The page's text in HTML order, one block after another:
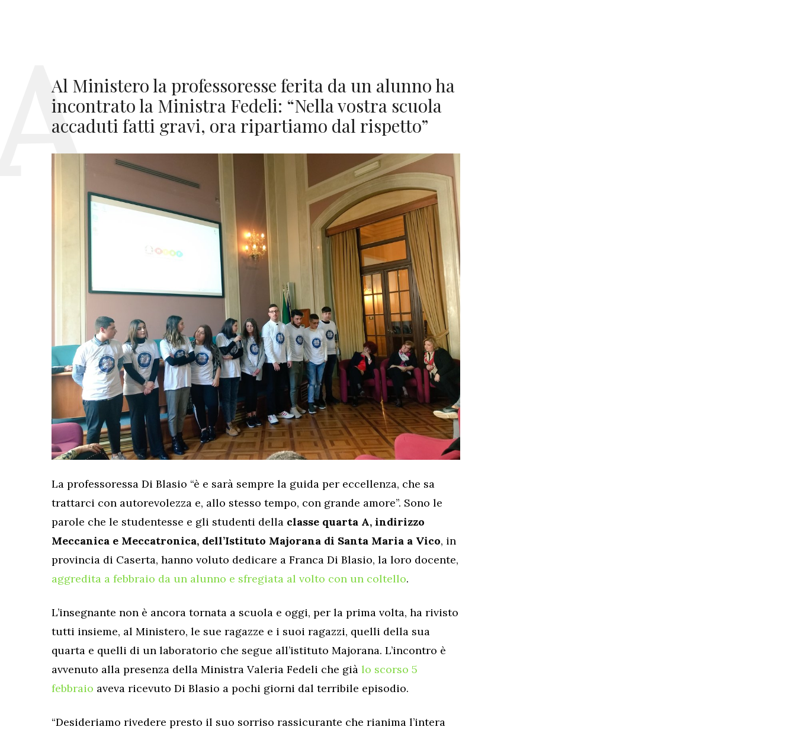
Al Ministero la professoresse ferita da un alunno ha
incontrato la Ministra Fedeli: “Nella vostra scuola
accaduti fatti gravi, ora ripartiamo dal rispetto”
La professoressa Di Blasio “è e sarà sempre la guida per eccellenza, che sa
trattarci con autorevolezza e, allo stesso tempo, con grande amore”. Sono le
parole che le studentesse e gli studenti della classe quarta A, indirizzo
Meccanica e Meccatronica, dell’Istituto Majorana di Santa Maria a Vico, in
provincia di Caserta, hanno voluto dedicare a Franca Di Blasio, la loro docente,
aggredita a febbraio da un alunno e sfregiata al volto con un coltello.
L’insegnante non è ancora tornata a scuola e oggi, per la prima volta, ha rivisto
tutti insieme, al Ministero, le sue ragazze e i suoi ragazzi, quelli della sua
quarta e quelli di un laboratorio che segue all’istituto Majorana. L’incontro è
avvenuto alla presenza della Ministra Valeria Fedeli che già lo scorso 5
febbraio aveva ricevuto Di Blasio a pochi giorni dal terribile episodio.
“Desideriamo rivedere presto il suo sorriso rassicurante che rianima l’intera